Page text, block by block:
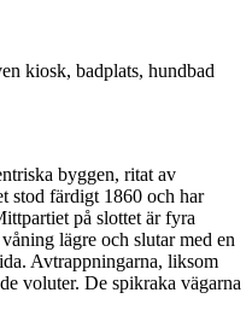
kiosk, badplats, hundbad
byggen, ritat av
stod färdigt 1860 och har
på slottet är fyra
lägre och slutar med en
Avtrappningarna, liksom
voluter. De spikraka vägarna